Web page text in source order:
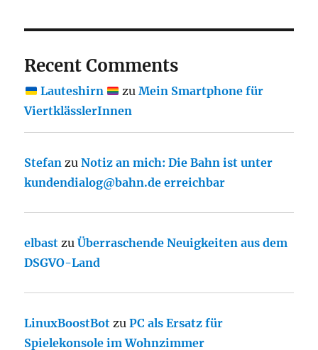
Recent Comments
Lauteshirn zu Mein Smartphone für
ViertklässlerInnen
Stefan zuNotiz an mich: Die Bahn ist unter
kundendialog@bahn.de erreichbar
elbast zuÜberraschende Neuigkeiten aus dem
DSGVO-Land
LinuxBoostBot zuPC als Ersatz für
Spielekonsole im Wohnzimmer